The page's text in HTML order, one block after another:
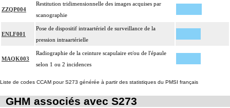
ZZQP004
Restitution tridimensionnelle des images acquises par
scanographie
ENLF001
Pose de dispositif intraartériel de surveillance de la
pression intraartérielle
MAQK003
Radiographie de la ceinture scapulaire et/ou de l'épaule
selon 1 ou 2 incidences
Liste de codes CCAM pour S273 générée à partir des statistiques du PMSI français
GHM associés avec S273